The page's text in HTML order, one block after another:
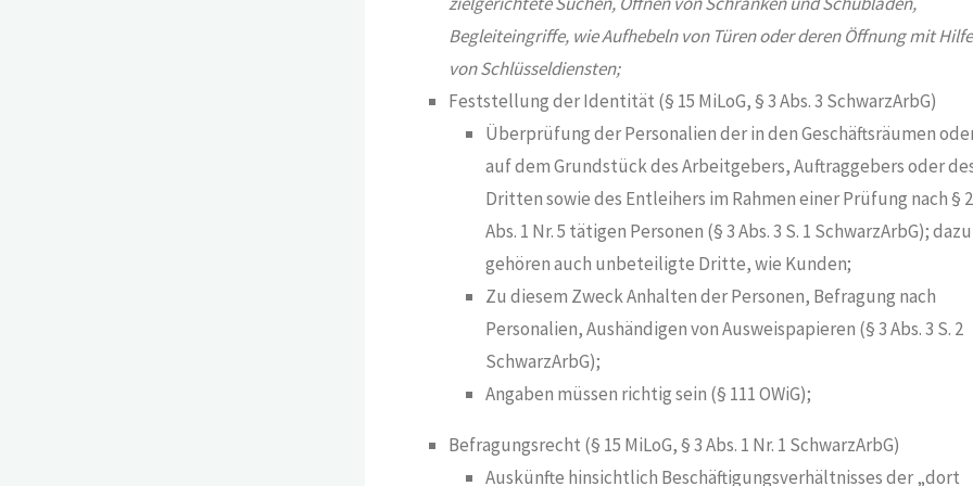
Begleiteingriffe, wie Aufhebeln von Türen oder deren Öffnung mit Hilfe
von Schlüsseldiensten;
Feststellung der Identität (§ 15 MiLoG, § 3 Abs. 3 SchwarzArbG)
Überprüfung der Personalien der in den Geschäftsräumen
auf dem Grundstück des Arbeitgebers, Auftraggebers oder
Dritten sowie des Entleihers im Rahmen einer Prüfung nach § 2
Abs. 1 Nr. 5 tätigen Personen (§ 3 Abs. 3 S. 1 SchwarzArbG); dazu
gehören auch unbeteiligte Dritte, wie Kunden;
Zu diesem Zweck Anhalten der Personen, Befragung nach
Personalien, Aushändigen von Ausweispapieren (§ 3 Abs. 3 S. 2
SchwarzArbG);
Angaben müssen richtig sein (§ 111 OWiG);
Befragungsrecht (§ 15 MiLoG, § 3 Abs. 1 Nr. 1 SchwarzArbG)
Auskünfte hinsichtlich Beschäftigungsverhältnisses der „dort